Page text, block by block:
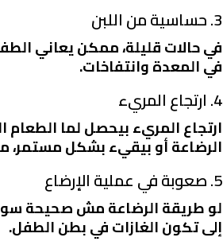
3. حساسية من اللبن
في حالات قليلة، ممكن يعاني
في المعدة وانتفاخات.
4. ارتجاع المريء
ارتجاع المريء بيحصل لما الطعام
الرضاعة أو بيقيء بشكل مستمر،
5. صعوبة في عملية الإرضاع
لو طريقة الرضاعة مش صحيحة سواء
إلى تكون الغازات في بطن الطفل.